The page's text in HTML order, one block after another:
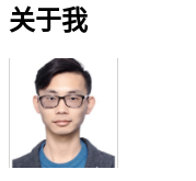
关于我